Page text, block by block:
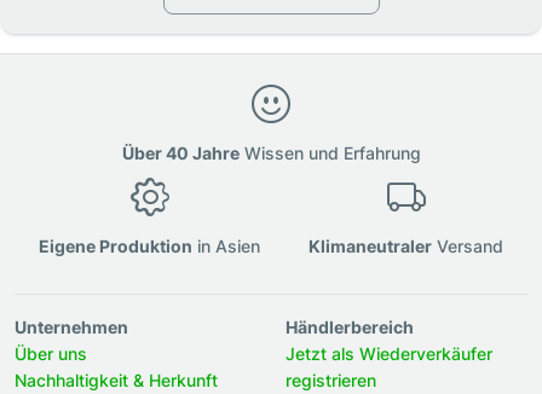
Über 40 JahreWissen und Erfahrung
Eigene Produktion in Asien Klimaneutraler Versand
Unternehmen
Über uns
Nachhaltigkeit & Herkunft
Händlerbereich
Jetzt als Wiederverkäufer
registrieren